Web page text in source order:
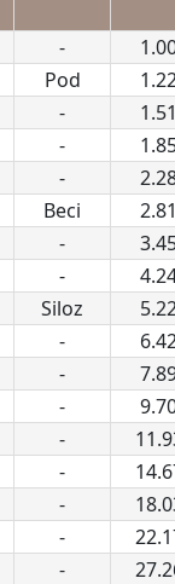
-
Pod
-
-
-
Beci
-
-
Siloz
-
-
-
-
-
-
-
-